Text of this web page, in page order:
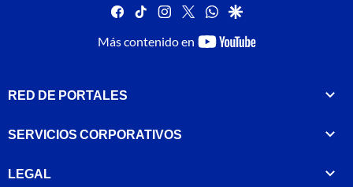
facebook
tiktok instagram
twitterwhatsapp
google
Más contenido en
youtube-
RED DE PORTALES
SERVICIOS CORPORATIVOS
LEGAL